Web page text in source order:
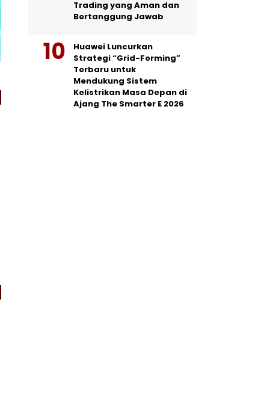
Trading yang Aman dan
Bertanggung Jawab
Huawei Luncurkan
Strategi “Grid-Forming”
Terbaru untuk
Mendukung Sistem
Kelistrikan Masa Depan di
Ajang The Smarter E 2026